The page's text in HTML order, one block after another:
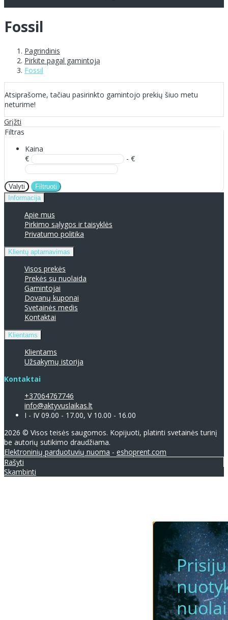
Fossil
Pagrindinis
Pirkite pagal gamintoją
Fossil
Atsiprašome, tačiau pasirinkto gamintojo prekių šiuo metu
neturime!
Grįžti
Filtras
Kaina
€
- €
Valyti
Filtruoti
Informacija
Apie mus
Pirkimo sąlygos ir taisyklės
Privatumo politika
Klientų aptarnavimas
Visos prekės
Prekės su nuolaida
Gamintojai
Dovanų kuponai
Svetainės medis
Kontaktai
Klientams
Klientams
Užsakymų istorija
Kontaktai
+37064767746
info@aktyvuslaikas.lt
I - IV 09.00 - 17.00, V 10.00 - 16.00
2026 © Visos teisės saugomos. Kopijuoti, platinti svetainės turinį
be autorių sutikimo draudžiama.
Elektroninių parduotuvių nuoma - eshoprent.com
Rašyti
Skambinti